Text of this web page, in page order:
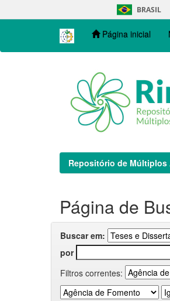
navigation
BRASIL
Página inicial
Repositório de Múltiplos
Página de
Buscar em:
por
Filtros correntes: